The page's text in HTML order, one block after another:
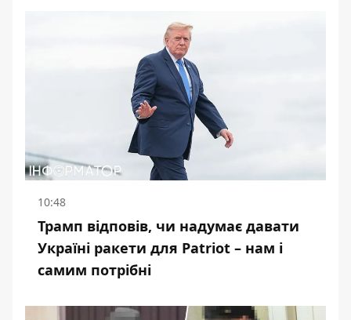
10:48
Трамп відповів, чи надумає давати
Україні ракети для Patriot – нам і
самим потрібні